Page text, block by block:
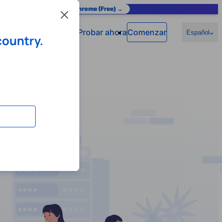
Add to Chrome (Free) →
Probar ahoraComenzar Español
Close